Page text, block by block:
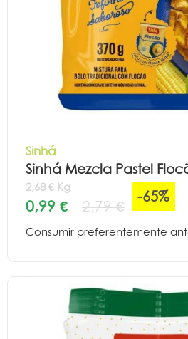
Sinhá
Sinhá Mezcla Pastel
2,68 € Kg
0,99 € 2,79 €
-65%
Consumir preferentemente